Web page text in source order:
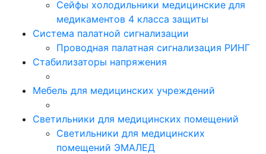
Сейфы холодильники медицинские для
медикаментов 4 класса защиты
Система палатной сигнализации
Проводная палатная сигнализация РИНГ
Стабилизаторы напряжения
Мебель для медицинских учреждений
Светильники для медицинских помещений
Светильники для медицинских
помещений ЭМАЛЕД